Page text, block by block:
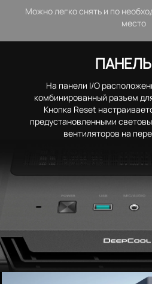
Можно легко снять и по
место
ПАНЕЛЬ
На панели I/O
комбинированный разъем
Кнопка Reset
предустановленными
вентиляторов на